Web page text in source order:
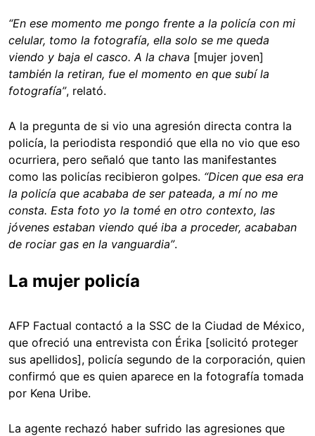
“En ese momento me pongo frente a la policía con mi
celular, tomo la fotografía, ella solo se me queda
viendo y baja el casco. A la chava [mujer joven]
también la retiran, fue el momento en que subí la
fotografía”, relató.
A la pregunta de si vio una agresión directa contra la
policía, la periodista respondió que ella no vio que eso
ocurriera, pero señaló que tanto las manifestantes
como las policías recibieron golpes. “Dicen que esa era
la policía que acababa de ser pateada, a mí no me
consta. Esta foto yo la tomé en otro contexto, las
jóvenes estaban viendo qué iba a proceder, acababan
de rociar gas en la vanguardia”.
La mujer policía
AFP Factual contactó a la SSC de la Ciudad de México,
que ofreció una entrevista con Érika [solicitó proteger
sus apellidos], policía segundo de la corporación, quien
confirmó que es quien aparece en la fotografía tomada
por Kena Uribe.
La agente rechazó haber sufrido las agresiones que